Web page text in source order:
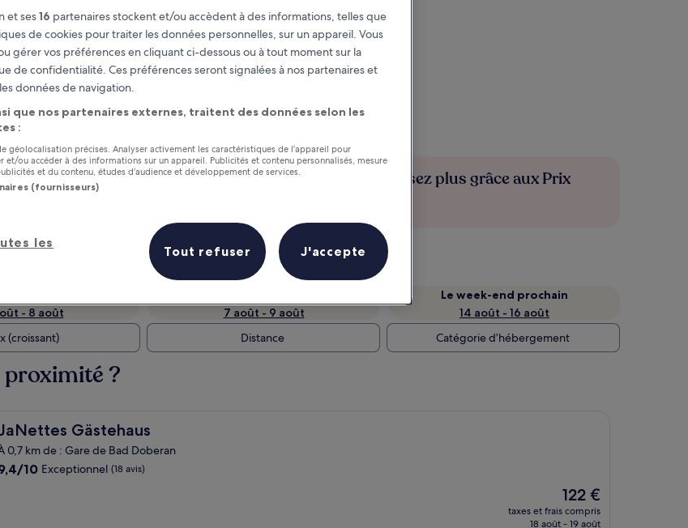
Gagnez des récompenses pour
chaque nuit séjournée
Économisez plus grâce aux Prix
- 8 août
7 août - 9 août
Le week-end prochain
14 août - 16 août
(croissant) Distance Catégorie d’hébergement
proximité ?
Gästehaus
JaNettes Gästehaus
0,7 km de : Gare de Bad Doberan
10 Exceptionnel (18 avis)
Le
nouveau
prix
122 €
taxes et frais compris
18 août - 19 août
et ses16 partenaires stockent et/ou accèdent à des informations, telles que
de cookies pour traiter les données personnelles, sur un appareil. Vous
gérer vos préférences en cliquant ci-dessous ou à tout moment sur la
de confidentialité. Ces préférences seront signalées à nos partenaires et
données de navigation.
que nos partenaires externes, traitent des données selon les
:
géolocalisation précises. Analyser activement les caractéristiques de l’appareil pour
et/ou accéder à des informations sur un appareil. Publicités et contenu personnalisés, mesure
et du contenu, études d’audience et développement de services.
(fournisseurs)
les
Tout refuser J'accepte